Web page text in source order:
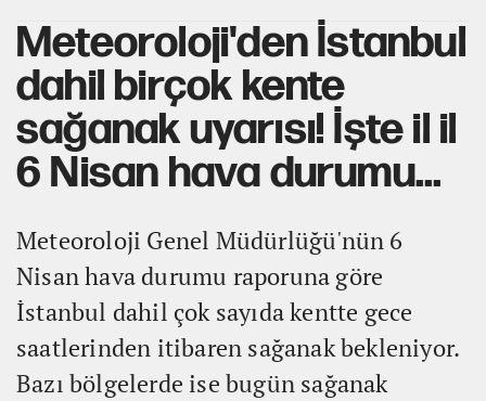
Meteoroloji'den İstanbul
dahil birçok kente
sağanak uyarısı! İşte il il
6 Nisan hava durumu...
Meteoroloji Genel Müdürlüğü'nün 6
Nisan hava durumu raporuna göre
İstanbul dahil çok sayıda kentte gece
saatlerinden itibaren sağanak bekleniyor.
Bazı bölgelerde ise bugün sağanak